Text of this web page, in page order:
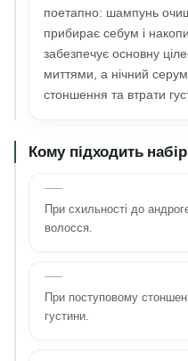
поетапно: шампунь
прибирає себум і
забезпечує основну
миттями, а нічний
стоншення та втрати
Кому підходить набір
При схильності до
волосся.
При поступовому
густини.